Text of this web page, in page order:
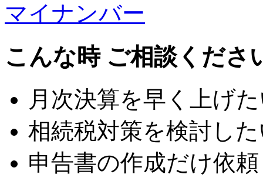
マイナンバー
こんな時 ご相談くださ
月次決算を早く上げ
相続税対策を検討し
申告書の作成だけ依